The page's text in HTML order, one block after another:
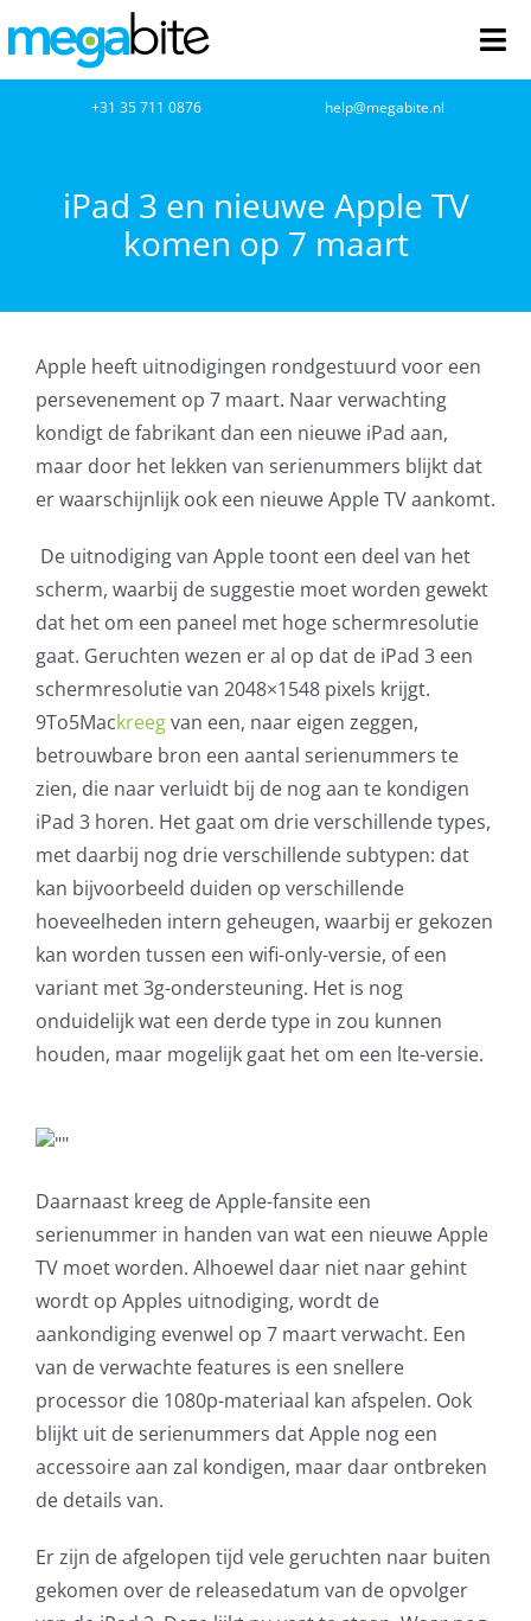
naar
inhoud
Netwerkbeheer
Cloud Computing
VOIP
Microsoft NCE
AVG
Office365
Glasvezelverbindingen
Microsoft software licenties
SLA overeenkomsten
Remote Help
WordPress SLA Contract
Contact
+31 35 711 0876 help@megabite.nl
iPad 3 en nieuwe Apple TV
komen op 7 maart
Apple heeft uitnodigingen rondgestuurd voor een
persevenement op 7 maart. Naar verwachting
kondigt de fabrikant dan een nieuwe iPad aan,
maar door het lekken van serienummers blijkt dat
er waarschijnlijk ook een nieuwe Apple TV aankomt.
De uitnodiging van Apple toont een deel van het
scherm, waarbij de suggestie moet worden gewekt
dat het om een paneel met hoge schermresolutie
gaat. Geruchten wezen er al op dat de iPad 3 een
schermresolutie van 2048×1548 pixels krijgt.
9To5Mackreegvan een, naar eigen zeggen,
betrouwbare bron een aantal serienummers te
zien, die naar verluidt bij de nog aan te kondigen
iPad 3 horen. Het gaat om drie verschillende types,
met daarbij nog drie verschillende subtypen: dat
kan bijvoorbeeld duiden op verschillende
hoeveelheden intern geheugen, waarbij er gekozen
kan worden tussen een wifi-only-versie, of een
variant met 3g-ondersteuning. Het is nog
onduidelijk wat een derde type in zou kunnen
houden, maar mogelijk gaat het om een lte-versie.
Daarnaast kreeg de Apple-fansite een
serienummer in handen van wat een nieuwe Apple
TV moet worden. Alhoewel daar niet naar gehint
wordt op Apples uitnodiging, wordt de
aankondiging evenwel op 7 maart verwacht. Een
van de verwachte features is een snellere
processor die 1080p-materiaal kan afspelen. Ook
blijkt uit de serienummers dat Apple nog een
accessoire aan zal kondigen, maar daar ontbreken
de details van.
Er zijn de afgelopen tijd vele geruchten naar buiten
gekomen over de releasedatum van de opvolger